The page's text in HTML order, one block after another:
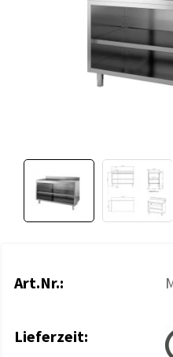
Art.Nr.:
Lieferzeit: